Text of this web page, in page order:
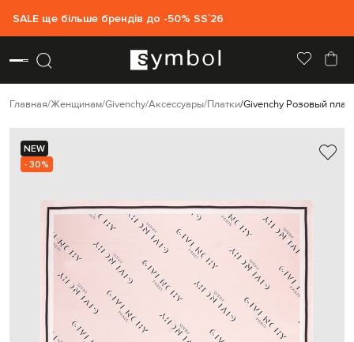
SALE ще більше брендів до -50% SS`26
Главная Женщинам Givenchy Аксессуары Платки Givenchy Розовый
NEW
- 30%